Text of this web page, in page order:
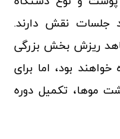
جلسات نقش دارند.
ریزش بخش بزرگی
بود، اما برای
موها، تکمیل دوره